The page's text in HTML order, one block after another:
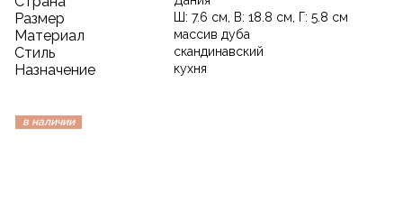
Размер Ш: 7.6 см, В: 18.8 см, Г: 5.8 см
Материал массив дуба
Стиль скандинавский
Назначение кухня
в наличии